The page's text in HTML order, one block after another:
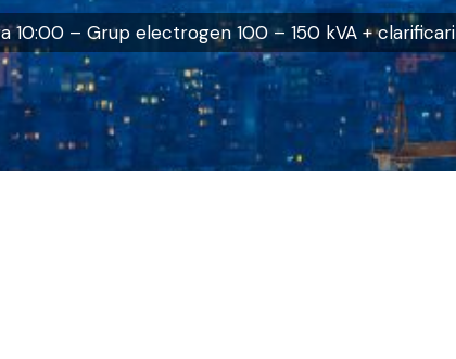
10:00 – Grup electrogen 100 – 150 kVA + clarificari